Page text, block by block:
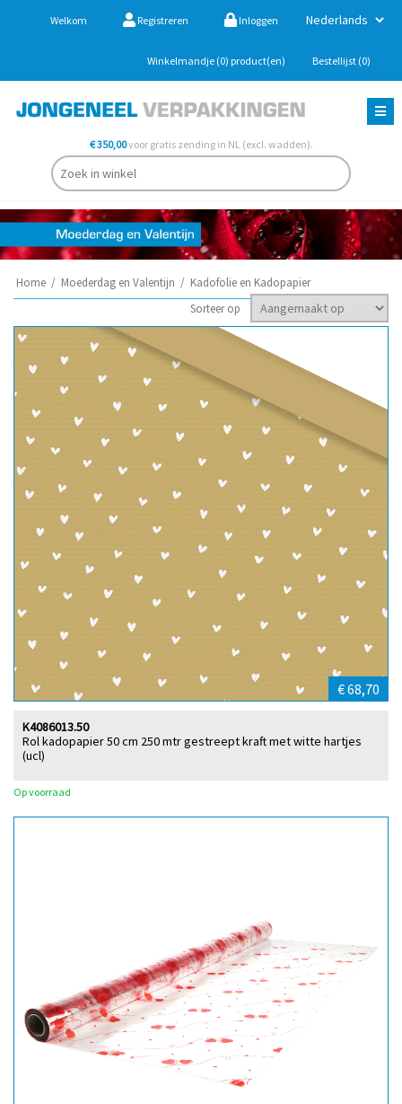
Welkom Registreren Inloggen
Winkelmandje (0) product(en) Bestellijst (0)
€ 350,00voor gratis zending in NL (excl. wadden).
Home / Moederdag en Valentijn / Kadofolie en Kadopapier
Sorteer op
€ 68,70
Rol kadopapier 50 cm 250 mtr gestreept kraft met witte hartjes
(ucl)
K4086013.50
Op voorraad